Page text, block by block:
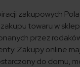
zakupowych
towaru w
przez
Zakupy online
do domu,